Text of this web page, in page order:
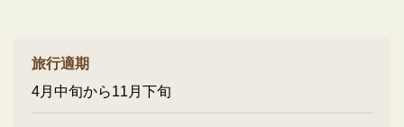
旅行適期
4月中旬から11月下旬